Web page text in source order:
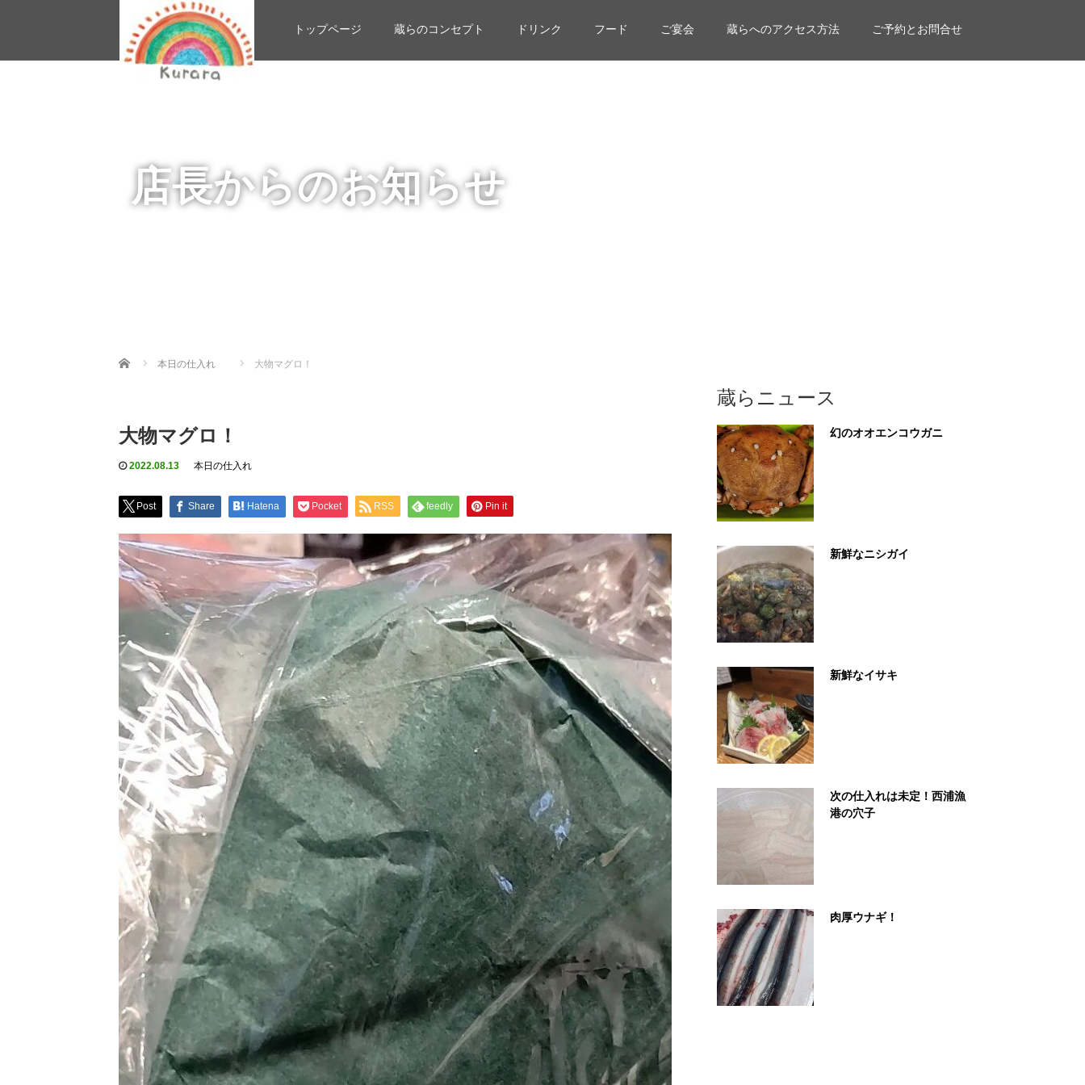
トップページ 蔵らのコンセプト ドリンク フード ご宴会 蔵らへのアクセス方法 ご予約とお問合せ
店長からのお知らせ
Home 本日の仕入れ 大物マグロ！
大物マグロ！
2022.08.13 本日の仕入れ
Post Share Hatena Pocket RSS feedly Pin it
蔵らニュース
幻のオオエンコウガニ
新鮮なニシガイ
新鮮なイサキ
次の仕入れは未定！西浦漁
港の穴子
肉厚ウナギ！